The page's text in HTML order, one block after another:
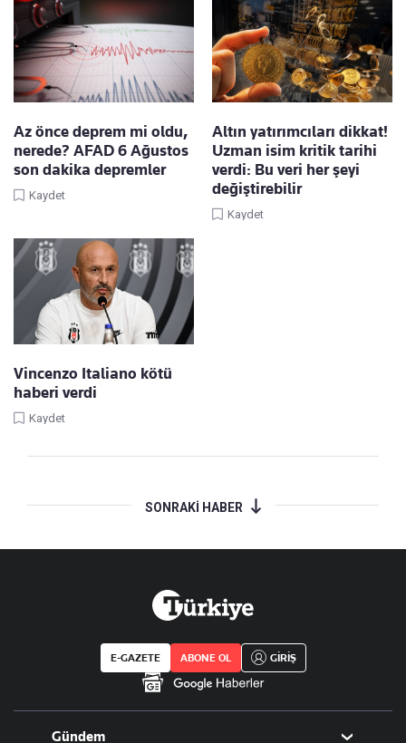
Az önce deprem mi oldu,
nerede? AFAD 6 Ağustos
son dakika depremler
Kaydet
Altın yatırımcıları dikkat!
Uzman isim kritik tarihi
verdi: Bu veri her şeyi
değiştirebilir
Kaydet
Vincenzo Italiano kötü
haberi verdi
Kaydet
SONRAKİ HABER
E-GAZETE ABONE OL GİRİŞ
Gündem